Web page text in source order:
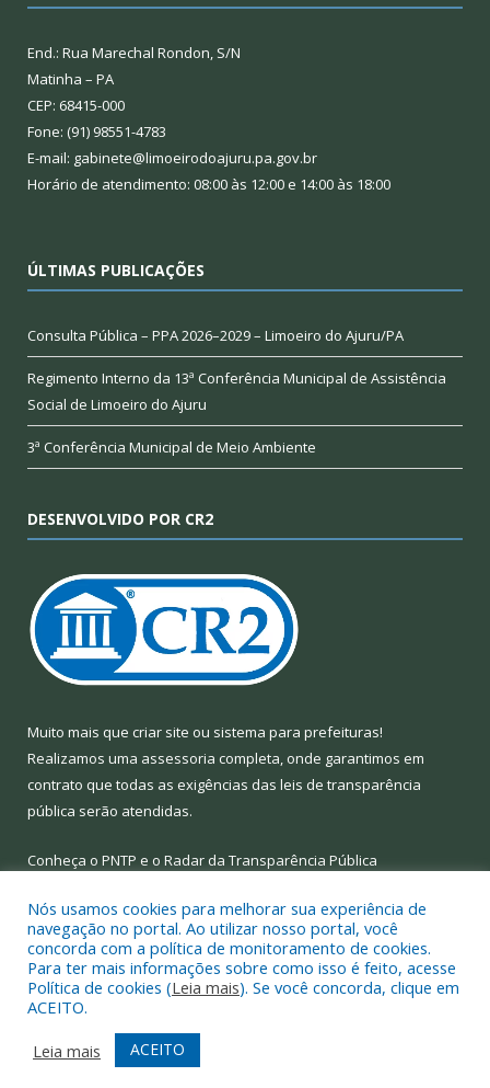
End.: Rua Marechal Rondon, S/N
Matinha – PA
CEP: 68415-000
Fone: (91) 98551-4783
E-mail: gabinete@limoeirodoajuru.pa.gov.br
Horário de atendimento: 08:00 às 12:00 e 14:00 às 18:00
ÚLTIMAS PUBLICAÇÕES
Consulta Pública – PPA 2026–2029 – Limoeiro do Ajuru/PA
Regimento Interno da 13ª Conferência Municipal de Assistência
Social de Limoeiro do Ajuru
3ª Conferência Municipal de Meio Ambiente
DESENVOLVIDO POR CR2
Muito mais que criar site ou sistema para prefeituras!
Realizamos uma assessoria completa, onde garantimos em
contrato que todas as exigências das leis de transparência
pública serão atendidas.
Conheça o PNTP e o Radar da Transparência Pública
Todos os direitos reservados a Prefeitura Municipal de Limoeiro
do Ajuru.
Mapa do Site
Acessar Área Administrativa
Acessar Webmail
Nós usamos cookies para melhorar sua experiência de
navegação no portal. Ao utilizar nosso portal, você
concorda com a política de monitoramento de cookies.
Para ter mais informações sobre como isso é feito, acesse
Política de cookies (Leia mais). Se você concorda, clique em
ACEITO.
Leia mais
ACEITO